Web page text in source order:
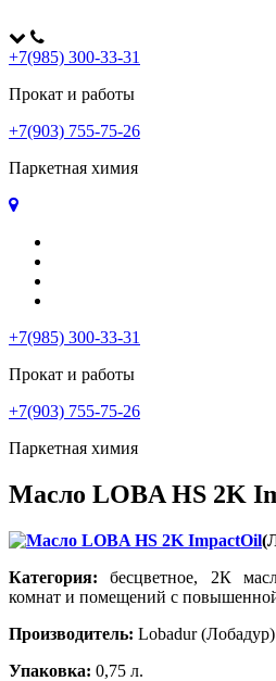
+7(985) 300-33-31
Прокат и работы
+7(903) 755-75-26
Паркетная химия
+7(985) 300-33-31
Прокат и работы
+7(903) 755-75-26
Паркетная химия
Масло LOBA HS 2K
Категория: бесцветное, 2К
комнат и помещений с
Производитель: Lobadur
Упаковка: 0,75 л.